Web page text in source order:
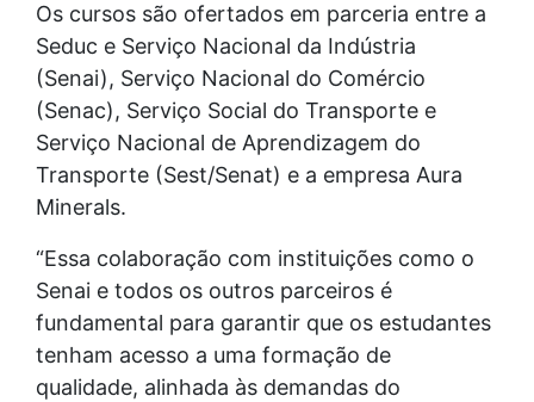
Os cursos são ofertados em parceria entre a
Seduc e Serviço Nacional da Indústria
(Senai), Serviço Nacional do Comércio
(Senac), Serviço Social do Transporte e
Serviço Nacional de Aprendizagem do
Transporte (Sest/Senat) e a empresa Aura
Minerals.
“Essa colaboração com instituições como o
Senai e todos os outros parceiros é
fundamental para garantir que os estudantes
tenham acesso a uma formação de
qualidade, alinhada às demandas do